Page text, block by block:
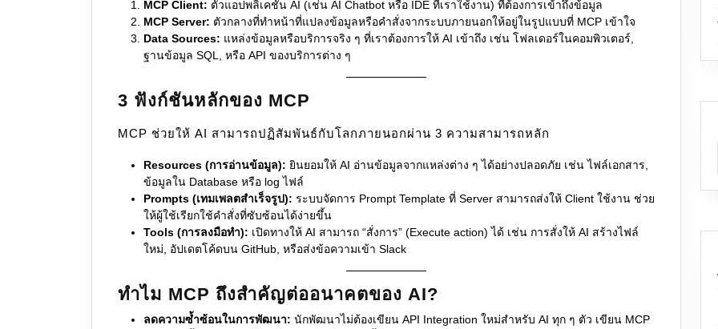
MCP Client: ตัวแอปพลิเคชัน AI (เช่น AI Chatbot หรือ IDE ที่เราใช้งาน) ที่ต้องการเข้าถึงข้อมูล
MCP Server: ตัวกลางที่ทำหน้าที่แปลงข้อมูลหรือคำสั่งจากระบบภายนอกให้อยู่ในรูปแบบที่ MCP เข้าใจ
Data Sources: แหล่งข้อมูลหรือบริการจริง ๆ ที่เราต้องการให้ AI เข้าถึง เช่น โฟลเดอร์ในคอมพิวเตอร์,
ฐานข้อมูล SQL, หรือ API ของบริการต่าง ๆ
3 ฟังก์ชันหลักของ MCP
MCP ช่วยให้ AI สามารถปฏิสัมพันธ์กับโลกภายนอกผ่าน 3 ความสามารถหลัก
Resources (การอ่านข้อมูล): ยินยอมให้ AI อ่านข้อมูลจากแหล่งต่าง ๆ ได้อย่างปลอดภัย เช่น ไฟล์เอกสาร,
ข้อมูลใน Database หรือ log ไฟล์
Prompts (เทมเพลตสำเร็จรูป): ระบบจัดการ Prompt Template ที่ Server สามารถส่งให้ Client ใช้งาน ช่วย
ให้ผู้ใช้เรียกใช้คำสั่งที่ซับซ้อนได้ง่ายขึ้น
Tools (การลงมือทำ): เปิดทางให้ AI สามารถ “สั่งการ” (Execute action) ได้ เช่น การสั่งให้ AI สร้างไฟล์
ใหม่, อัปเดตโค้ดบน GitHub, หรือส่งข้อความเข้า Slack
ทำไม MCP ถึงสำคัญต่ออนาคตของ AI?
ลดความซ้ำซ้อนในการพัฒนา: นักพัฒนาไม่ต้องเขียน API Integration ใหม่สำหรับ AI ทุก ๆ ตัว เขียน MCP